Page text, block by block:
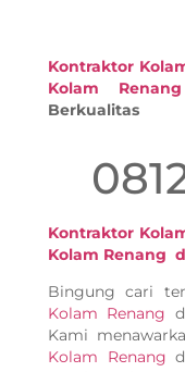
Kontraktor
Kolam
Berkualitas
Kontraktor
Kolam Renang
Bingung cari
Kolam Renang
Kami
Kolam Renang